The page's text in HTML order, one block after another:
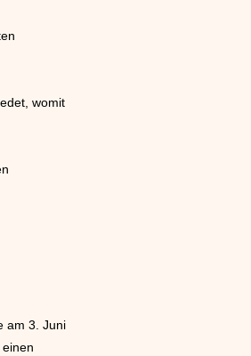
womit
am 3. Juni